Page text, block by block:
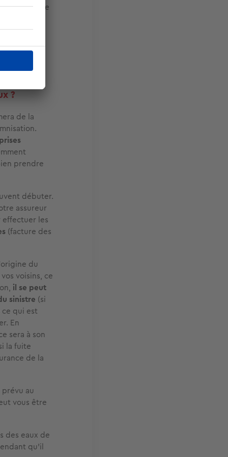
en charge
eu pour
être
?
de la
prendre
débuter.
assureur
les
(facture des
du
voisins, ce
il se peut
sinistre (si
qui est
En
sera à son
la fuite
de la
au
vous être
des eaux de
qu’il